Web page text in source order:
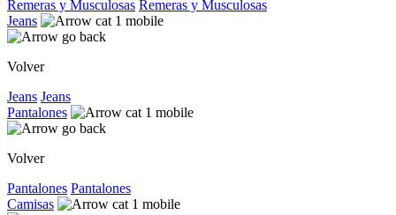
Remeras y Musculosas Remeras y Musculosas
Jeans
Volver
Jeans Jeans
Pantalones
Volver
Pantalones Pantalones
Camisas